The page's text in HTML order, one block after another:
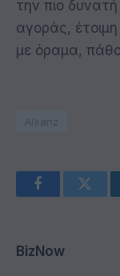
την πιο
αγοράς,
με όραμα,
Allianz
Facebook
BizNow